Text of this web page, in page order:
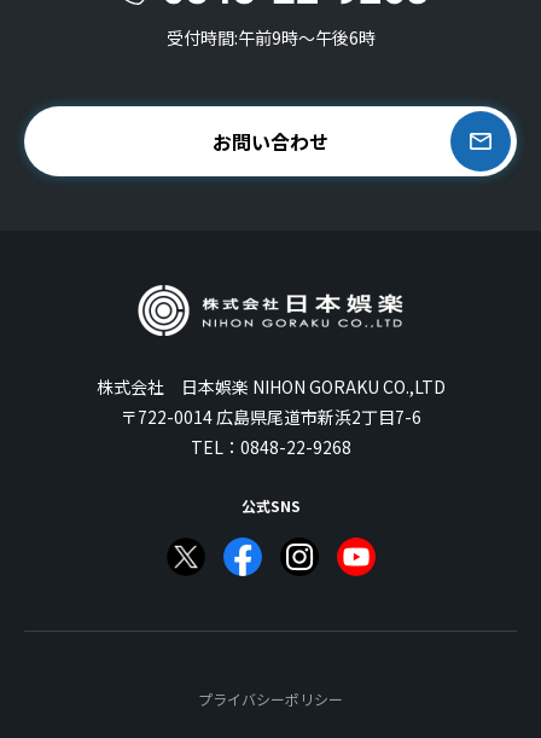
受付時間:午前9時〜午後6時
お問い合わせ
株式会社 日本娯楽 NIHON GORAKU CO.,LTD
〒722-0014 広島県尾道市新浜2丁目7-6
TEL： 0848-22-9268
公式SNS
プライバシーポリシー